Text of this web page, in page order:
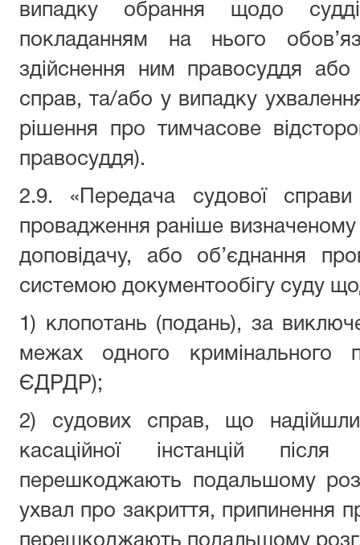
випадку обрання щодо
покладанням на нього
здійснення ним правосуддя або
справ, та/або у випадку
рішення про тимчасове
правосуддя).
2.9. «Передача судової справи
провадження раніше визначеному
доповідачу, або об’єднання
системою документообігу суду
1) клопотань (подань), за
межах одного кримінального
ЄДРДР);
2) судових справ, що надійшли
касаційної інстанцій
перешкоджають подальшому
ухвал про закриття, припинення
перешкоджають подальшому